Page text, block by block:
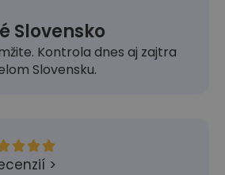
Slovensko
Kontrola dnes aj zajtra
Slovensku.

>